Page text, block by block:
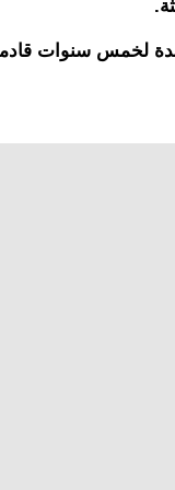
لخمس سنوات